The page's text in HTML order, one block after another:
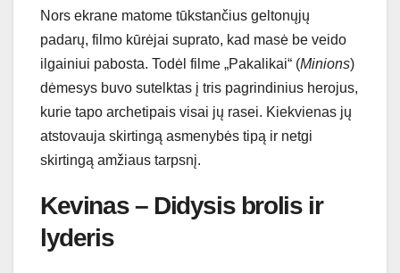
Nors ekrane matome tūkstančius geltonųjų
padarų, filmo kūrėjai suprato, kad masė be veido
ilgainiui pabosta. Todėl filme „Pakalikai“ (Minions)
dėmesys buvo sutelktas į tris pagrindinius herojus,
kurie tapo archetipais visai jų rasei. Kiekvienas jų
atstovauja skirtingą asmenybės tipą ir netgi
skirtingą amžiaus tarpsnį.
Kevinas – Didysis brolis ir
lyderis